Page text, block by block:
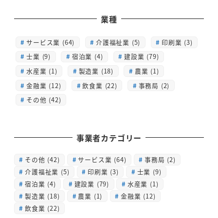
業種
サービス業 (64) 介護福祉業 (5)
印刷業 (3)
士業 (9)
宿泊業 (4)
建設業 (79)
水産業 (1)
製造業 (18)
農業 (1)
金融業 (12)
飲食業 (22)
事務局 (2)
その他 (42)
事業者カテゴリー
その他 (42) サービス業 (64) 事務局 (2)
介護福祉業 (5) 印刷業 (3) 士業 (9)
宿泊業 (4) 建設業 (79) 水産業 (1)
製造業 (18) 農業 (1) 金融業 (12)
飲食業 (22)